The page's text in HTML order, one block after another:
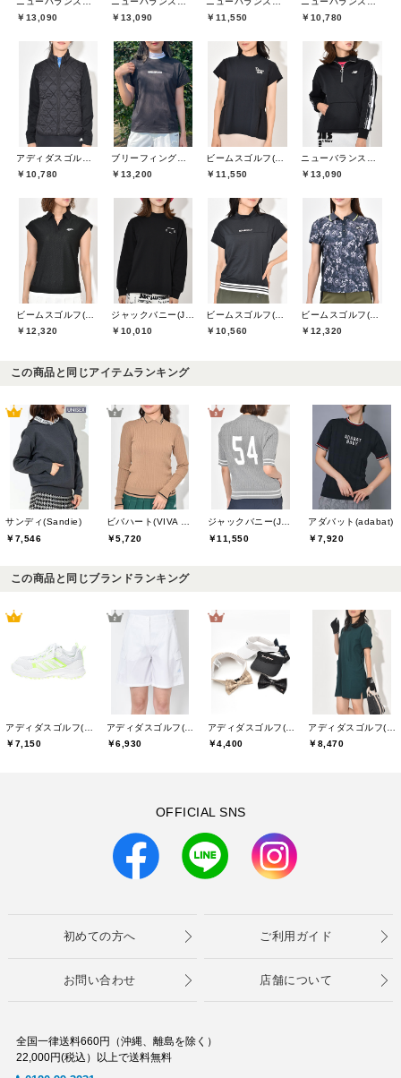
￥13,090
￥13,090
￥11,550
￥10,780
￥10,780
￥13,200
￥11,550
￥13,090
￥12,320
￥10,010
￥10,560
￥12,320
この商品と同じアイテムランキング
サンディ(Sandie)
￥7,546
ビバハート(VIVA HEART)
￥5,720
ジャックバニー(Jack Bunny)
￥11,550
アダバット(adabat)
￥7,920
この商品と同じブランドランキング
￥7,150
￥6,930
￥4,400
￥8,470
OFFICIAL SNS
初めての方へ ご利用ガイド
お問い合わせ 店舗について
全国一律送料660円（沖縄、離島を除く）
22,000円(税込）以上で送料無料